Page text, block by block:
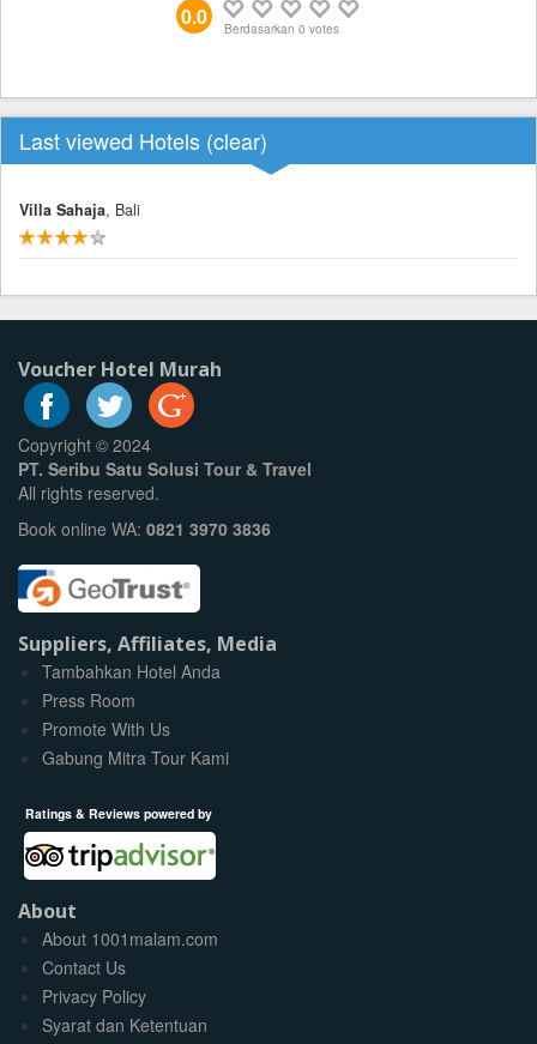
0.0 Berdasarkan 0 votes
Last viewed Hotels (clear)
Villa Sahaja, Bali
Voucher Hotel Murah
Copyright © 2024
PT. Seribu Satu Solusi Tour & Travel
All rights reserved.
Book online WA: 0821 3970 3836
Suppliers, Affiliates, Media
Tambahkan Hotel Anda
Press Room
Promote With Us
Gabung Mitra Tour Kami
Ratings & Reviews powered by
About
About 1001malam.com
Contact Us
Privacy Policy
Syarat dan Ketentuan